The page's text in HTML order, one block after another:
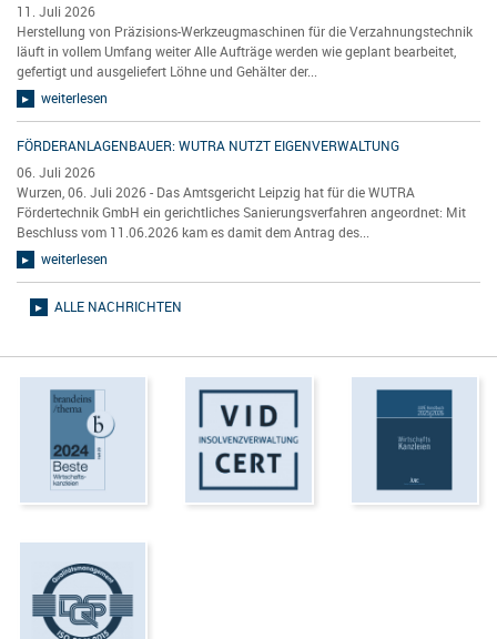
11. Juli 2026
Herstellung von Präzisions-Werkzeugmaschinen für die Verzahnungstechnik
läuft in vollem Umfang weiter Alle Aufträge werden wie geplant bearbeitet,
gefertigt und ausgeliefert Löhne und Gehälter der...
weiterlesen
FÖRDERANLAGENBAUER: WUTRA NUTZT EIGENVERWALTUNG
06. Juli 2026
Wurzen, 06. Juli 2026 - Das Amtsgericht Leipzig hat für die WUTRA
Fördertechnik GmbH ein gerichtliches Sanierungsverfahren angeordnet: Mit
Beschluss vom 11.06.2026 kam es damit dem Antrag des...
weiterlesen
ALLE NACHRICHTEN